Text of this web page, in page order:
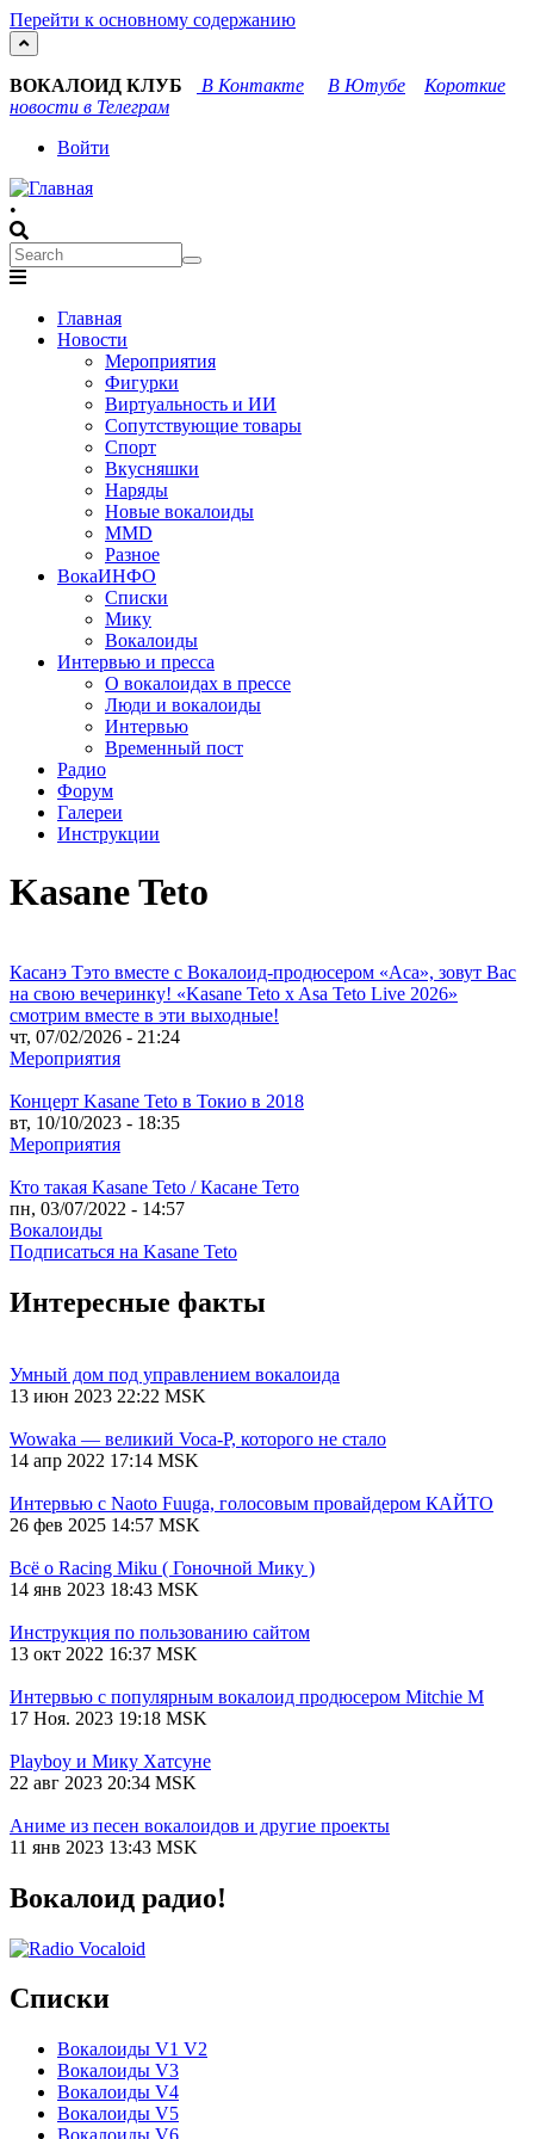
Перейти к основному содержанию
ВОКАЛОИД КЛУБ В Контакте В Ютубе
Короткие
новости в Телеграм
User
account
menu
Войти
•
Search
Search
navigation
Главная
Новости
Мероприятия
Фигурки
Виртуальность и ИИ
Сопутствующие товары
Спорт
Вкусняшки
Наряды
Новые вокалоиды
MMD
Разное
ВокаИНФО
Списки
Мику
Вокалоиды
Интервью и пресса
О вокалоидах в прессе
Люди и вокалоиды
Интервью
Временный пост
Радио
Форум
Галереи
Инструкции
Kasane Teto
Касанэ Тэто вместе с Вокалоид-продюсером «Аса», зовут Вас
на свою вечеринку! «Kasane Teto x Asa Teto Live 2026»
смотрим вместе в эти выходные!
чт, 07/02/2026 - 21:24
Мероприятия
Концерт Kasane Teto в Токио в 2018
вт, 10/10/2023 - 18:35
Мероприятия
Кто такая Kasane Teto / Касане Тето
пн, 03/07/2022 - 14:57
Вокалоиды
Подписаться на Kasane Teto
Интересные факты
Умный дом под управлением вокалоида
13 июн 2023 22:22 MSK
Wowaka — великий Voca-P, которого не стало
14 апр 2022 17:14 MSK
Интервью с Naoto Fuuga, голосовым провайдером КАЙТО
26 фев 2025 14:57 MSK
Всё о Racing Miku ( Гоночной Мику )
14 янв 2023 18:43 MSK
Инструкция по пользованию сайтом
13 окт 2022 16:37 MSK
Интервью с популярным вокалоид продюсером Mitchie М
17 Ноя. 2023 19:18 MSK
Playboy и Мику Хатсуне
22 авг 2023 20:34 MSK
Аниме из песен вокалоидов и другие проекты
11 янв 2023 13:43 MSK
Вокалоид радио!
Списки
Вокалоиды V1 V2
Вокалоиды V3
Вокалоиды V4
Вокалоиды V5